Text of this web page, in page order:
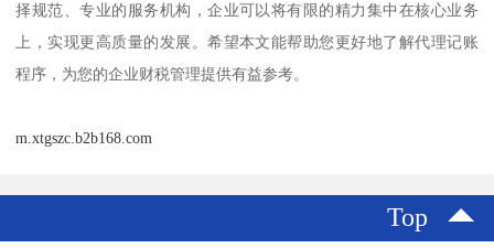
择规范、专业的服务机构，企业可以将有限的精力集中在核心业务
上，实现更高质量的发展。希望本文能帮助您更好地了解代理记账
程序，为您的企业财税管理提供有益参考。
m.xtgszc.b2b168.com
Top